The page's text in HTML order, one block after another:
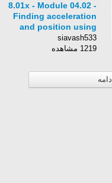
8.01x - Module 04.02 -
Finding acceleration
and position using
the V vs t diagram.
siavash533
1219 مشاهده
ادامه